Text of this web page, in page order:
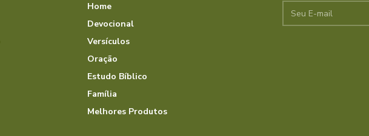
Home
Devocional
Versículos
Oração
Estudo Bíblico
Família
Melhores Produtos